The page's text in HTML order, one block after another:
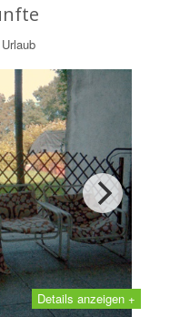
Details anzeigen +